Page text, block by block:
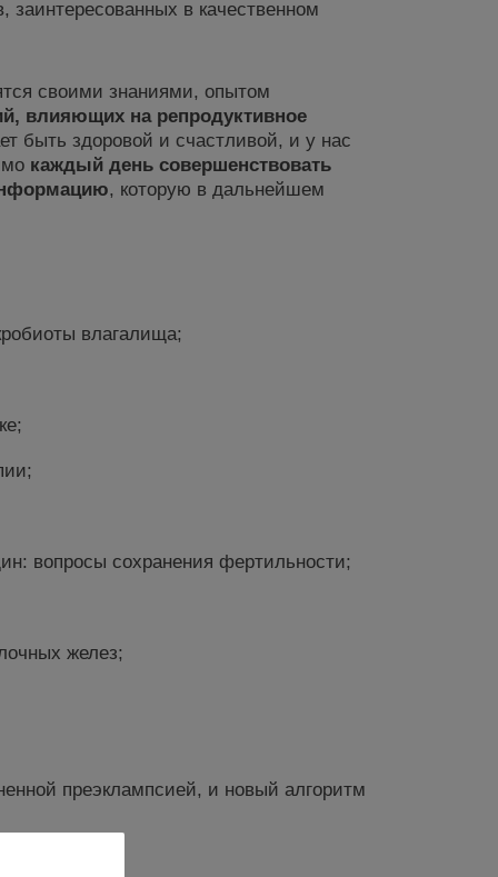
заинтересованных в качественном
своими знаниями, опытом
влияющих на репродуктивное
быть здоровой и счастливой, и у нас
каждый день совершенствовать
, которую в дальнейшем
влагалища;
вопросы сохранения фертильности;
желез;
преэклампсией, и новый алгоритм